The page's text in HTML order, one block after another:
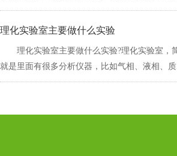
理化实验室主要做什么实验
理化实验室主要做什么实验?理化实验室，
就是里面有很多分析仪器，比如气相、液相、